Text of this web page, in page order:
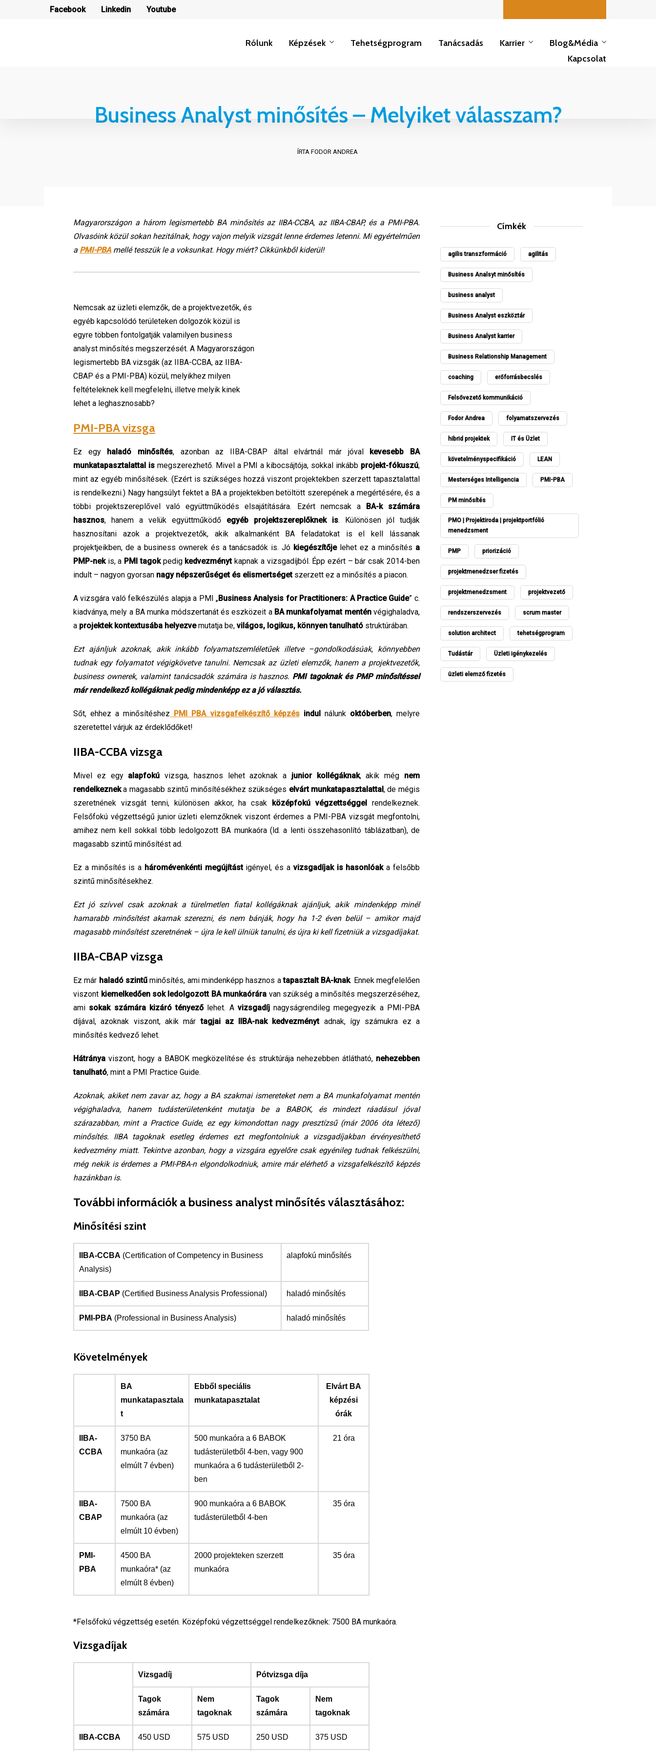
Facebook Linkedin Youtube
Rólunk Képzések Tehetségprogram Tanácsadás Karrier
Blog&Média
Kapcsolat
Business Analyst minősítés – Melyiket válasszam?
ÍRTA FODOR ANDREA
Magyarországon a három legismertebb BA minősítés az IIBA-CCBA, az IIBA-CBAP, és a PMI-PBA.
Olvasóink közül sokan hezitálnak, hogy vajon melyik vizsgát lenne érdemes letenni. Mi egyértelműen
a PMI-PBAmellé tesszük le a voksunkat. Hogy miért? Cikkünkből kiderül!
Nemcsak az üzleti elemzők, de a projektvezetők, és
egyéb kapcsolódó területeken dolgozók közül is
egyre többen fontolgatják valamilyen business
analyst minősítés megszerzését. A Magyarországon
legismertebb BA vizsgák (az IIBA-CCBA, az IIBA-
CBAP és a PMI-PBA) közül, melyikhez milyen
feltételeknek kell megfelelni, illetve melyik kinek
lehet a leghasznosabb?
PMI-PBA vizsga
Ez egy haladó minősítés, azonban az IIBA-CBAP által elvártnál már jóval kevesebb BA
munkatapasztalattal ismegszerezhető. Mivel a PMI a kibocsájtója, sokkal inkább projekt-fókuszú,
mint az egyéb minősítések. (Ezért is szükséges hozzá viszont projektekben szerzett tapasztalattal
is rendelkezni.) Nagy hangsúlyt fektet a BA a projektekben betöltött szerepének a megértésére, és a
többi projektszereplővel való együttműködés elsajátítására. Ezért nemcsak a BA-k számára
hasznos, hanem a velük együttműködő egyéb projektszereplőknek is. Különösen jól tudják
hasznosítani azok a projektvezetők, akik alkalmanként BA feladatokat is el kell lássanak
projektjeikben, de a business ownerek és a tanácsadók is. Jó kiegészítőjelehet ez a minősítés a
PMP-nekis, a PMI tagokpedig kedvezménytkapnak a vizsgadíjból. Épp ezért – bár csak 2014-ben
indult – nagyon gyorsan nagy népszerűséget és elismertségetszerzett ez a minősítés a piacon.
A vizsgára való felkészülés alapja a PMI „Business Analysis for Practitioners: A Practice Guide” c.
kiadványa, mely a BA munka módszertanát és eszközeit a BA munkafolyamat menténvégighaladva,
a projektek kontextusába helyezvemutatja be, világos, logikus, könnyen tanulható struktúrában.
Ezt ajánljuk azoknak, akik inkább folyamatszemléletűek illetve –gondolkodásúak, könnyebben
tudnak egy folyamatot végigkövetve tanulni. Nemcsak az üzleti elemzők, hanem a projektvezetők,
business ownerek, valamint tanácsadók számára is hasznos. PMI tagoknak és PMP minősítéssel
már rendelkező kollégáknak pedig mindenképp ez a jó választás.
Sőt, ehhez a minősítéshez PMI PBA vizsgafelkészítő képzés indulnálunk októberben, melyre
szeretettel várjuk az érdeklődőket!
IIBA-CCBA vizsga
Mivel ez egy alapfokú vizsga, hasznos lehet azoknak a junior kollégáknak, akik még nem
rendelkezneka magasabb szintű minősítésékhez szükséges elvárt munkatapasztalattal, de mégis
szeretnének vizsgát tenni, különösen akkor, ha csak középfokú végzettséggel rendelkeznek.
Felsőfokú végzettségű junior üzleti elemzőknek viszont érdemes a PMI-PBA vizsgát megfontolni,
amihez nem kell sokkal több ledolgozott BA munkaóra (ld. a lenti összehasonlító táblázatban), de
magasabb szintű minősítést ad.
Ez a minősítés is a háromévenkénti megújítástigényel, és a vizsgadíjak is hasonlóaka felsőbb
szintű minősítésekhez.
Ezt jó szívvel csak azoknak a türelmetlen fiatal kollégáknak ajánljuk, akik mindenképp minél
hamarabb minősítést akarnak szerezni, és nem bánják, hogy ha 1-2 éven belül – amikor majd
magasabb minősítést szeretnének – újra le kell ülniük tanulni, és újra ki kell fizetniük a vizsgadíjakat.
IIBA-CBAP vizsga
Ez már haladó szintűminősítés, ami mindenképp hasznos atapasztalt BA-knak. Ennek megfelelően
viszont kiemelkedően sok ledolgozott BA munkaórára van szükség a minősítés megszerzéséhez,
ami sokak számára kizáró tényezőlehet. A vizsgadíjnagyságrendileg megegyezik a PMI-PBA
díjával, azoknak viszont, akik mártagjai az IIBA-nak kedvezménytadnak, így számukra ez a
minősítés kedvező lehet.
Hátránya viszont, hogy a BABOK megközelítése és struktúrája nehezebben átlátható, nehezebben
tanulható, mint a PMI Practice Guide.
Azoknak, akiket nem zavar az, hogy a BA szakmai ismereteket nem a BA munkafolyamat mentén
végighaladva, hanem tudásterületenként mutatja be a BABOK, és mindezt ráadásul jóval
szárazabban, mint a Practice Guide, ez egy kimondottan nagy presztízsű (már 2006 óta létező)
minősítés. IIBA tagoknak esetleg érdemes ezt megfontolniuk a vizsgadíjakban érvényesíthető
kedvezmény miatt. Tekintve azonban, hogy a vizsgára egyelőre csak egyénileg tudnak felkészülni,
még nekik is érdemes a PMI-PBA-n elgondolkodniuk, amire már elérhető a vizsgafelkészítő képzés
hazánkban is.
További információk a business analyst minősítés választásához:
Minősítési szint
IIBA-CCBA (Certification of Competency in Business
Analysis)
alapfokú minősítés
IIBA-CBAP (Certified Business Analysis Professional) haladó minősítés
PMI-PBA (Professional in Business Analysis) haladó minősítés
Követelmények
BA
munkatapasztala
t
Ebből speciális
munkatapasztalat
Elvárt BA
képzési
órák
IIBA-
CCBA
3750 BA
munkaóra (az
elmúlt 7 évben)
500 munkaóra a 6 BABOK
tudásterületből 4-ben, vagy 900
munkaóra a 6 tudásterületből 2-
ben
21 óra
IIBA-
CBAP
7500 BA
munkaóra (az
elmúlt 10 évben)
900 munkaóra a 6 BABOK
tudásterületből 4-ben
35 óra
PMI-
PBA
4500 BA
munkaóra* (az
elmúlt 8 évben)
2000 projekteken szerzett
munkaóra
35 óra
*Felsőfokú végzettség esetén. Középfokú végzettséggel rendelkezőknek: 7500 BA munkaóra.
Vizsgadíjak
Vizsgadíj Pótvizsga díja
Tagok
számára
Nem
tagoknak
Tagok
számára
Nem
tagoknak
IIBA-CCBA 450 USD 575 USD 250 USD 375 USD
Címkék
agilis transzformáció agilitás
Business Analsyt minősítés
business analyst
Business Analyst eszköztár
Business Analyst karrier
Business Relationship Management
coaching erőforrásbecslés
Felsővezető kommunikáció
Fodor Andrea folyamatszervezés
hibrid projektek IT és Üzlet
követelményspecifikáció LEAN
Mesterséges Intelligencia PMI-PBA
PM minősítés
PMO | Projektiroda | projektportfólió
menedzsment
PMP priorizáció
projektmenedzser fizetés
projektmenedzsment projektvezető
rendszerszervezés scrum master
solution architect tehetségprogram
Tudástár Üzleti igénykezelés
üzleti elemző fizetés